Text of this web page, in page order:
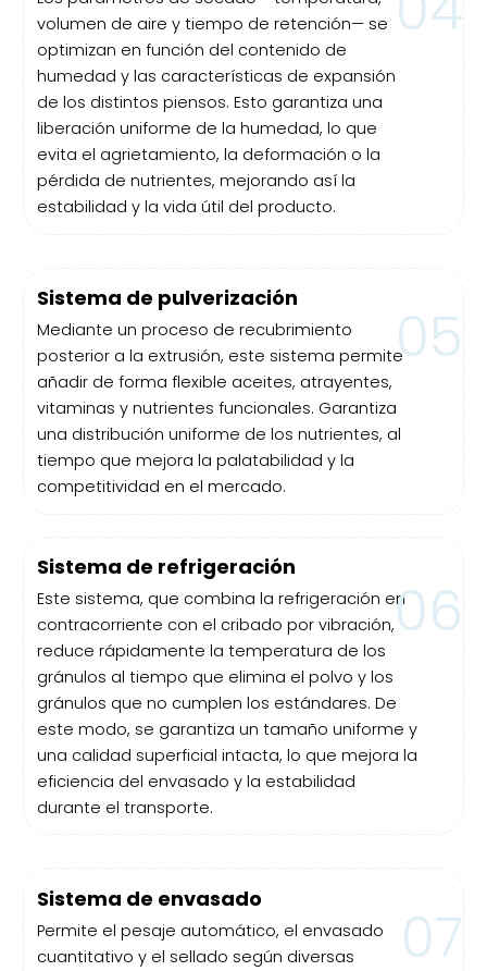
volumen de aire y tiempo de retención— se
optimizan en función del contenido de
humedad y las características de expansión
de los distintos piensos. Esto garantiza una
liberación uniforme de la humedad, lo que
evita el agrietamiento, la deformación o la
pérdida de nutrientes, mejorando así la
estabilidad y la vida útil del producto.
Sistema de pulverización
Mediante un proceso de recubrimiento
posterior a la extrusión, este sistema permite
añadir de forma flexible aceites, atrayentes,
vitaminas y nutrientes funcionales. Garantiza
una distribución uniforme de los nutrientes, al
tiempo que mejora la palatabilidad y la
competitividad en el mercado.
05
Sistema de refrigeración
Este sistema, que combina la refrigeración en
contracorriente con el cribado por vibración,
reduce rápidamente la temperatura de los
gránulos al tiempo que elimina el polvo y los
gránulos que no cumplen los estándares. De
este modo, se garantiza un tamaño uniforme y
una calidad superficial intacta, lo que mejora la
eficiencia del envasado y la estabilidad
durante el transporte.
06
Sistema de envasado
Permite el pesaje automático, el envasado
cuantitativo y el sellado según diversas
07